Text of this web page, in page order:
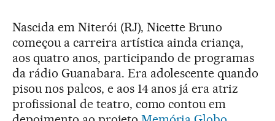
Nascida em Niterói (RJ), Nicette Bruno
começou a carreira artística ainda criança,
aos quatro anos, participando de programas
da rádio Guanabara. Era adolescente quando
pisou nos palcos, e aos 14 anos já era atriz
profissional de teatro, como contou em